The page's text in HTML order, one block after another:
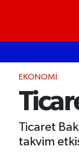
EKONOMI
Ticaret
takvim
Ekonomi
Emtia
Gündem